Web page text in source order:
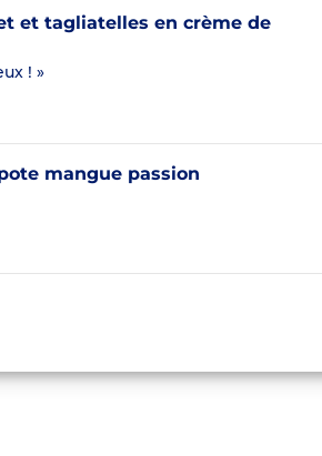
et tagliatelles en crème de
! »
mangue passion